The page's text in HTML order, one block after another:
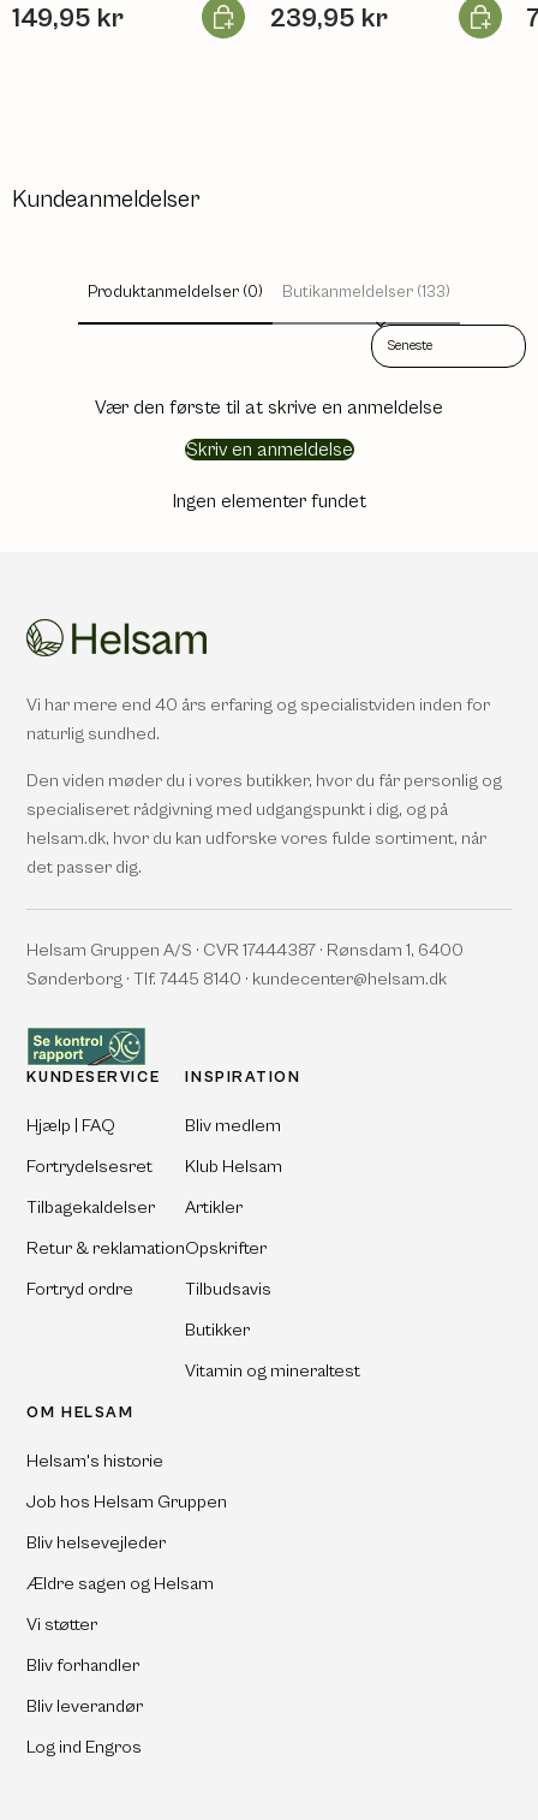
149,95 kr Læg i kurv239,95 kr Læg i
Kundeanmeldelser
Produktanmeldelser (0) Butikanmeldelser (133)
Sort reviews by
Vær den første til at skrive en anmeldelse
Skriv en anmeldelse
Ingen elementer fundet
Vi har mere end 40 års erfaring og specialistviden inden for
naturlig sundhed.
Den viden møder du i vores butikker, hvor du får personlig og
specialiseret rådgivning med udgangspunkt i dig, og på
helsam.dk, hvor du kan udforske vores fulde sortiment, når
det passer dig.
Helsam Gruppen A/S · CVR 17444387 · Rønsdam 1, 6400
Sønderborg · Tlf. 7445 8140 · kundecenter@helsam.dk
KUNDESERVICE
Hjælp | FAQ
Fortrydelsesret
Tilbagekaldelser
Retur & reklamation
Fortryd ordre
INSPIRATION
Bliv medlem
Klub Helsam
Artikler
Opskrifter
Tilbudsavis
Butikker
Vitamin og mineraltest
OM HELSAM
Helsam's historie
Job hos Helsam Gruppen
Bliv helsevejleder
Ældre sagen og Helsam
Vi støtter
Bliv forhandler
Bliv leverandør
Log ind Engros